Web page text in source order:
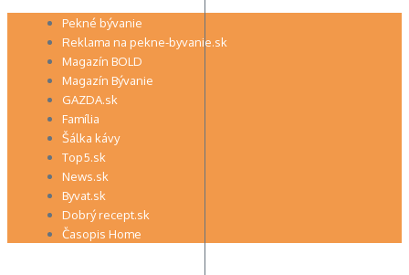
Preskočiť Pekné bývanie
Reklama na pekne-byvanie.sk
Magazín BOLD
Magazín Bývanie
GAZDA.sk
Família
Šálka kávy
Top5.sk
News.sk
Byvat.sk
Dobrý recept.sk
Časopis Home